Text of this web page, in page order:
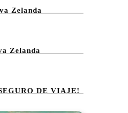
Zelanda
Zelanda
DE VIAJE!